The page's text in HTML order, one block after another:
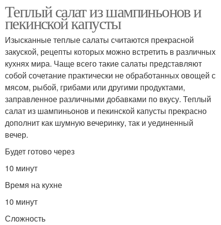
Теплый салат из шампиньонов и
пекинской капусты
Изысканные теплые салаты считаются прекрасной
закуской, рецепты которых можно встретить в различных
кухнях мира. Чаще всего такие салаты представляют
собой сочетание практически не обработанных овощей с
мясом, рыбой, грибами или другими продуктами,
заправленное различными добавками по вкусу. Теплый
салат из шампиньонов и пекинской капусты прекрасно
дополнит как шумную вечеринку, так и уединенный
вечер.
Будет готово через
10 минут
Время на кухне
10 минут
Сложность